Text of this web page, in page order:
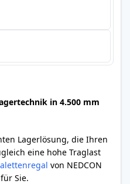
in 4.500 mm
Lagerlösung, die Ihren
eine hohe Traglast
von NEDCON
Sie.